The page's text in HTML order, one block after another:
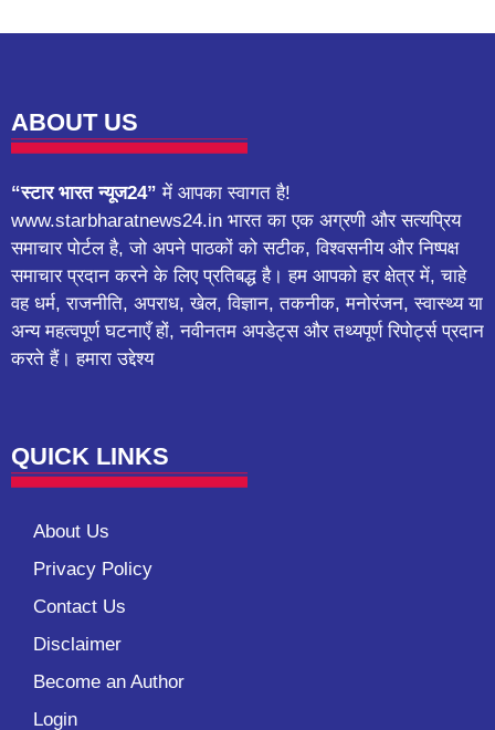
ABOUT US
“स्टार भारत न्यूज24” में आपका स्वागत है!
www.starbharatnews24.in भारत का एक अग्रणी और सत्यप्रिय
समाचार पोर्टल है, जो अपने पाठकों को सटीक, विश्वसनीय और निष्पक्ष
समाचार प्रदान करने के लिए प्रतिबद्ध है। हम आपको हर क्षेत्र में, चाहे
वह धर्म, राजनीति, अपराध, खेल, विज्ञान, तकनीक, मनोरंजन, स्वास्थ्य या
अन्य महत्वपूर्ण घटनाएँ हों, नवीनतम अपडेट्स और तथ्यपूर्ण रिपोर्ट्स प्रदान
करते हैं। हमारा उद्देश्य
QUICK LINKS
About Us
Privacy Policy
Contact Us
Disclaimer
Become an Author
Login